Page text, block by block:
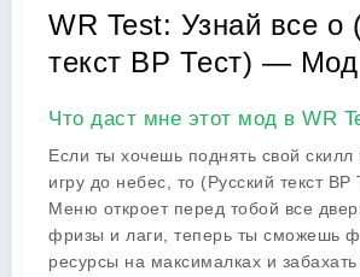
WR Test: Узнай все о
текст ВР Тест) —
Что даст мне этот мод в WR
Если ты хочешь поднять свой скилл
игру до небес, то (Русский текст
Меню откроет перед тобой все
фризы и лаги, теперь ты сможешь
ресурсы на максималках и